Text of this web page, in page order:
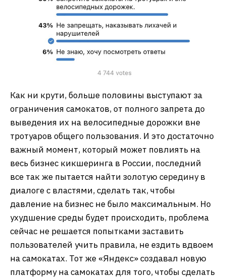
Как ни крути, больше половины выступают за
ограничения самокатов, от полного запрета до
выведения их на велосипедные дорожки вне
тротуаров общего пользования. И это достаточно
важный момент, который может повлиять на
весь бизнес кикшеринга в России, последний
все так же пытается найти золотую середину в
диалоге с властями, сделать так, чтобы
давление на бизнес не было максимальным. Но
ухудшение среды будет происходить, проблема
сейчас не решается попытками заставить
пользователей учить правила, не ездить вдвоем
на самокатах. Тот же «Яндекс» создавал новую
платформу на самокатах для того, чтобы сделать